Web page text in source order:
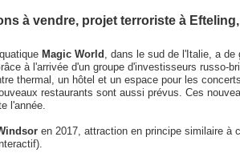
à vendre, projet terroriste à
Magic World , dans le sud de l'Italie, a de
à l'arrivée d'un groupe d'investisseurs russo-
thermal, un hôtel et un espace pour les
restaurants sont aussi prévus. Ces
l'année.
en 2017, attraction en principe similaire à